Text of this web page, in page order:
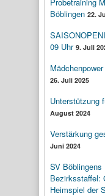
Böblingen 22.
09 Uhr 9. Juli
26. Juli 2025
Unterstützung
August 2024
Verstärkung
Juni 2024
SV Böblingens
Bezirksstaffel:
Heimspiel der